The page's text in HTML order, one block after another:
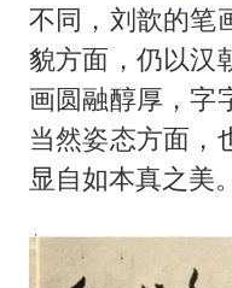
不同，刘歆的笔
貌方面，仍以汉
画圆融醇厚，字
当然姿态方面，
显自如本真之美。